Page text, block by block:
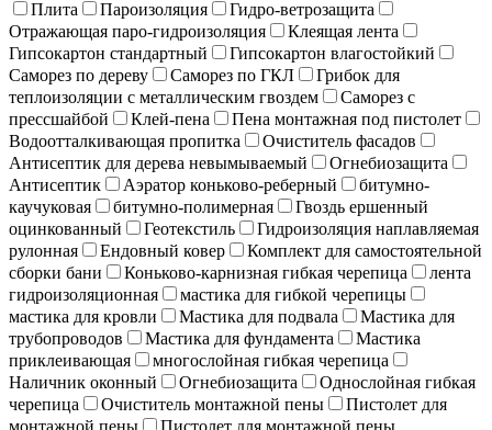
Плита Пароизоляция
Гидро-ветрозащита
Отражающая паро-гидроизоляция
Клеящая лента
Гипсокартон стандартный
Гипсокартон влагостойкий
Саморез по дереву
Саморез по ГКЛ
Грибок для
теплоизоляции с металлическим гвоздем
Саморез с
прессшайбой
Клей-пена
Пена монтажная под пистолет
Водоотталкивающая пропитка
Очиститель фасадов
Антисептик для дерева невымываемый
Огнебиозащита
Антисептик
Аэратор коньково-реберный
битумно-
каучуковая
битумно-полимерная
Гвоздь ершенный
оцинкованный
Геотекстиль
Гидроизоляция наплавляемая
рулонная
Ендовный ковер
Комплект для самостоятельной
сборки бани
Коньково-карнизная гибкая черепица
лента
гидроизоляционная
мастика для гибкой черепицы
мастика для кровли
Мастика для подвала
Мастика для
трубопроводов
Мастика для фундамента
Мастика
приклеивающая
многослойная гибкая черепица
Наличник оконный
Огнебиозащита
Однослойная гибкая
черепица
Очиститель монтажной пены
Пистолет для
монтажной пены
Пистолет для монтажной пены